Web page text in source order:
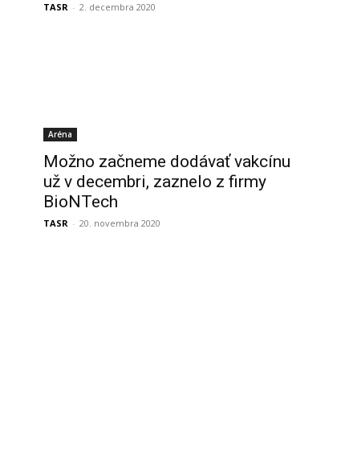
TASR - 2. decembra 2020
Aréna
Možno začneme dodávať vakcínu
už v decembri, zaznelo z firmy
BioNTech
TASR - 20. novembra 2020